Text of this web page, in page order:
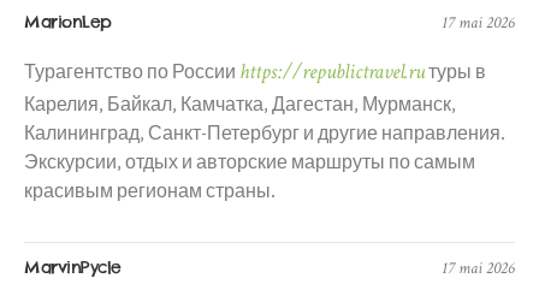
MarionLep 17 mai 2026
Турагентство по России https://republictravel.ruтуры в
Карелия, Байкал, Камчатка, Дагестан, Мурманск,
Калининград, Санкт-Петербург и другие направления.
Экскурсии, отдых и авторские маршруты по самым
красивым регионам страны.
MarvinPycle 17 mai 2026